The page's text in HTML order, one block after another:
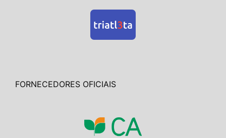
FORNECEDORES OFICIAIS